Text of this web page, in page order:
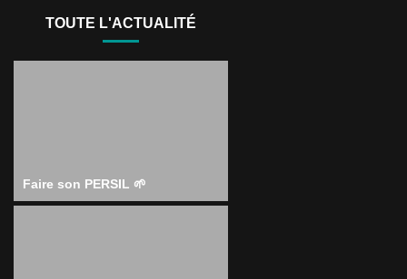
TOUTE L'ACTUALITÉ
Faire son PERSIL 🌱